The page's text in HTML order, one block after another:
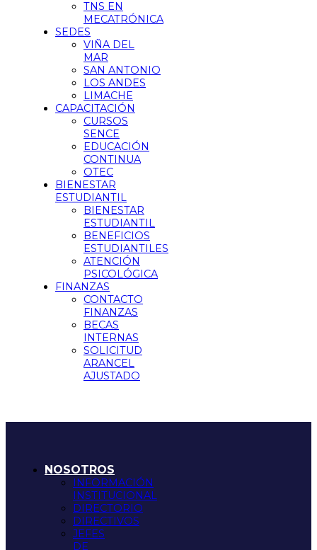
TNS EN
MECATRÓNICA
SEDES
VIÑA DEL
MAR
SAN ANTONIO
LOS ANDES
LIMACHE
CAPACITACIÓN
CURSOS
SENCE
EDUCACIÓN
CONTINUA
OTEC
BIENESTAR
ESTUDIANTIL
BIENESTAR
ESTUDIANTIL
BENEFICIOS
ESTUDIANTILES
ATENCIÓN
PSICOLÓGICA
FINANZAS
CONTACTO
FINANZAS
BECAS
INTERNAS
SOLICITUD
ARANCEL
AJUSTADO
NOSOTROS
INFORMACIÓN
INSTITUCIONAL
DIRECTORIO
DIRECTIVOS
JEFES
DE